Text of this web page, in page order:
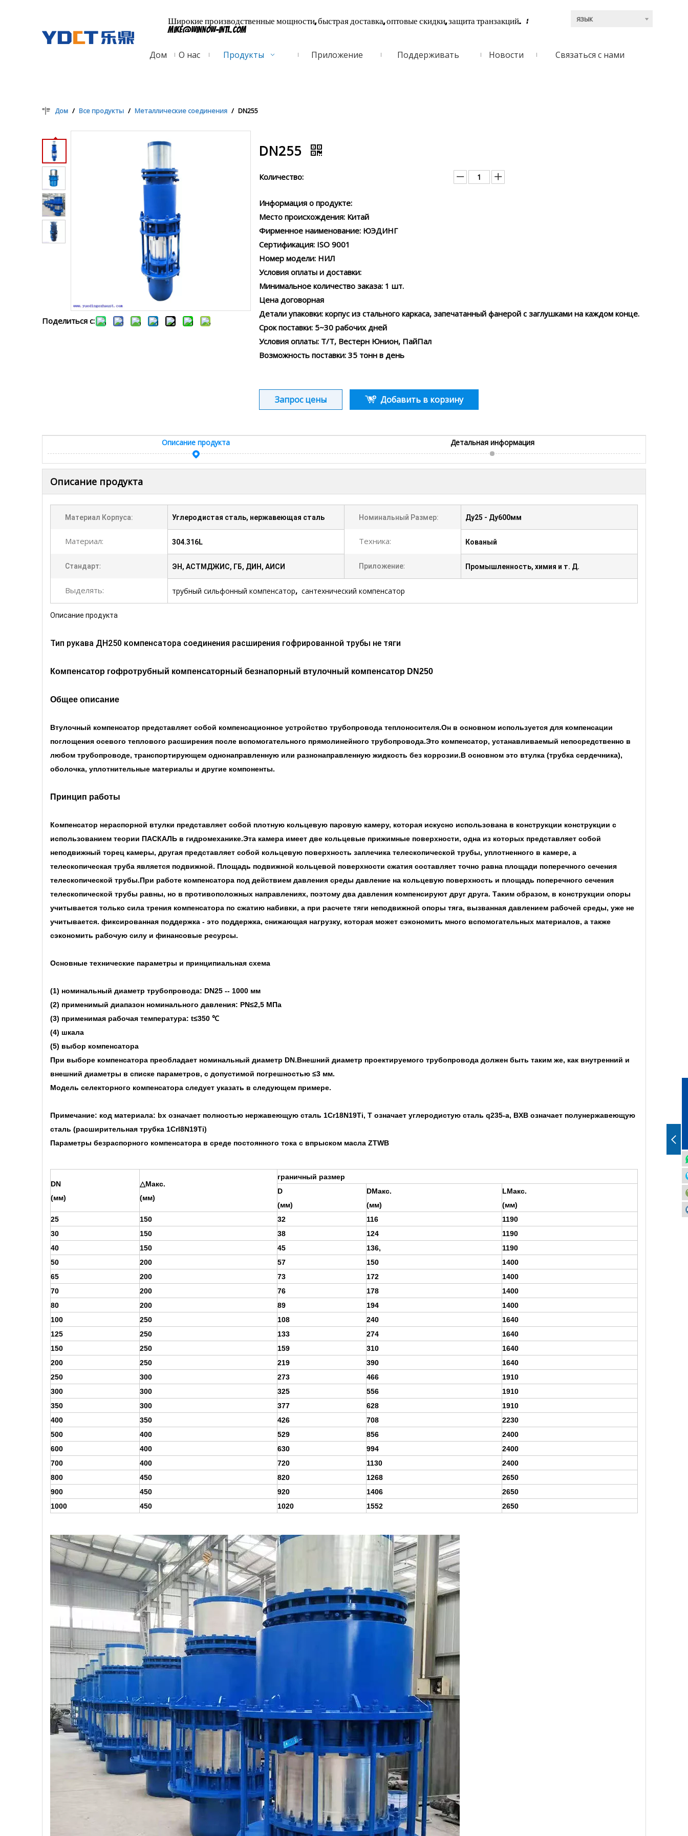
Широкие производственные мощности, быстрая доставка, оптовые скидки, защита транзакций. :
mike@winnow-intl.com
язык
Дом О нас Продукты Приложение Поддерживать Новости Связаться с нами
Дом / Все продукты / Металлические соединения / DN255
Поделиться с:
DN255
Количество:
Информация о продукте:
Место происхождения: Китай
Фирменное наименование: ЮЭДИНГ
Сертификация: ISO 9001
Номер модели: НИЛ
Условия оплаты и доставки:
Минимальное количество заказа: 1 шт.
Цена договорная
Детали упаковки: корпус из стального каркаса, запечатанный фанерой с заглушками на каждом конце.
Срок поставки: 5~30 рабочих дней
Условия оплаты: Т/Т, Вестерн Юнион, ПайПал
Возможность поставки: 35 тонн в день
Запрос цены Добавить в корзину
Описание продукта Детальная информация
Описание продукта
Материал Корпуса: Углеродистая сталь, нержавеющая сталь Номинальный Размер: Ду25 - Ду600мм
Материал: 304.316L Техника: Кованый
Стандарт: ЭН, АСТМДЖИС, ГБ, ДИН, АИСИ Приложение: Промышленность, химия и т. Д.
Выделять: трубный сильфонный компенсатор, сантехнический компенсатор
Описание продукта
Тип рукава ДН250 компенсатора соединения расширения гофрированной трубы не тяги
Компенсатор гофротрубный компенсаторный безнапорный втулочный компенсатор DN250
Общее описание
Втулочный компенсатор представляет собой компенсационное устройство трубопровода теплоносителя.Он в основном используется для компенсации
поглощения осевого теплового расширения после вспомогательного прямолинейного трубопровода.Это компенсатор, устанавливаемый непосредственно в
любом трубопроводе, транспортирующем однонаправленную или разнонаправленную жидкость без коррозии.В основном это втулка (трубка сердечника),
оболочка, уплотнительные материалы и другие компоненты.
Принцип работы
Компенсатор нераспорной втулки представляет собой плотную кольцевую паровую камеру, которая искусно использована в конструкции конструкции с
использованием теории ПАСКАЛЬ в гидромеханике.Эта камера имеет две кольцевые прижимные поверхности, одна из которых представляет собой
неподвижный торец камеры, другая представляет собой кольцевую поверхность заплечика телескопической трубы, уплотненного в камере, а
телескопическая труба является подвижной. Площадь подвижной кольцевой поверхности сжатия составляет точно равна площади поперечного сечения
телескопической трубы.При работе компенсатора под действием давления среды давление на кольцевую поверхность и площадь поперечного сечения
телескопической трубы равны, но в противоположных направлениях, поэтому два давления компенсируют друг друга. Таким образом, в конструкции опоры
учитывается только сила трения компенсатора по сжатию набивки, а при расчете тяги неподвижной опоры тяга, вызванная давлением рабочей среды, уже не
учитывается. фиксированная поддержка - это поддержка, снижающая нагрузку, которая может сэкономить много вспомогательных материалов, а также
сэкономить рабочую силу и финансовые ресурсы.
Основные технические параметры и принципиальная схема
(1) номинальный диаметр трубопровода: DN25 -- 1000 мм
(2) применимый диапазон номинального давления: PN≤2,5 МПа
(3) применимая рабочая температура: t≤350 ℃
(4) шкала
(5) выбор компенсатора
При выборе компенсатора преобладает номинальный диаметр DN.Внешний диаметр проектируемого трубопровода должен быть таким же, как внутренний и
внешний диаметры в списке параметров, с допустимой погрешностью ≤3 мм.
Модель селекторного компенсатора следует указать в следующем примере.
Примечание: код материала: bx означает полностью нержавеющую сталь 1Cr18N19Ti, T означает углеродистую сталь q235-a, BXB означает полунержавеющую
сталь (расширительная трубка 1Crl8N19Ti)
Параметры безраспорного компенсатора в среде постоянного тока с впрыском масла ZTWB
DN
(мм)
△Макс.
(мм)
граничный размер
D
(мм)
DMакс.
(мм)
LMакс.
(мм)
25
150 32 116
1190
30
150 38 124
1190
40
150 45 136,
1190
50
200 57 150
1400
65
200 73 172
1400
70
200 76 178
1400
80
200 89 194
1400
100
250 108 240
1640
125
250 133 274
1640
150
250 159 310
1640
200
250 219 390
1640
250
300 273 466
1910
300
300 325 556
1910
350
300 377 628
1910
400
350 426 708
2230
500
400 529 856
2400
600
400 630 994
2400
700
400 720 1130
2400
800
450 820 1268
2650
900
450 920 1406
2650
1000
450 1020 1552 2650